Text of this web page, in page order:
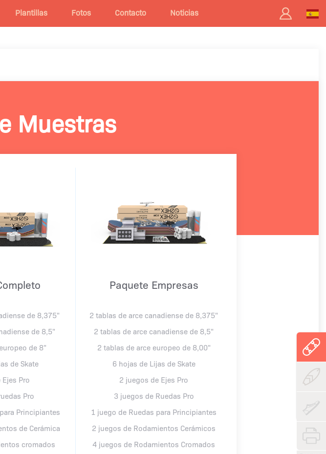
Plantillas Fotos Contacto Noticias
Muestras
de 8,375"
de 8,5"
de 8"
de Skate
Pro
Pro
Principiantes
de Cerámica
cromados
Paquete Empresas
2 tablas de arce canadiense de 8,375"
2 tablas de arce canadiense de 8,5"
2 tablas de arce europeo de 8,00"
6 hojas de Lijas de Skate
2 juegos de Ejes Pro
3 juegos de Ruedas Pro
1 juego de Ruedas para Principiantes
2 juegos de Rodamientos Cerámicos
4 juegos de Rodamientos Cromados